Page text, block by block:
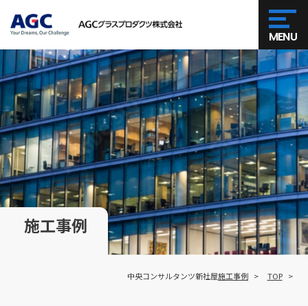
MENU
施工事例
TOP
施工事例
中央コンサルタンツ新社屋